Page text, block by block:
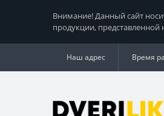
Внимание! Данный сайт
продукции, представленной
Наш адрес Время